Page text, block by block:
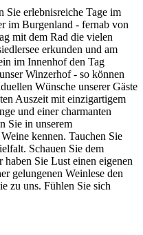
Sie erlebnisreiche Tage im
im Burgenland - fernab von
mit dem Rad die vielen
erkunden und am
im Innenhof den Tag
Winzerhof - so können
Wünsche unserer Gäste
Auszeit mit einzigartigem
und einer charmanten
Sie in unserem
kennen. Tauchen Sie
Schauen Sie dem
Sie Lust einen eigenen
gelungenen Weinlese den
zu uns. Fühlen Sie sich